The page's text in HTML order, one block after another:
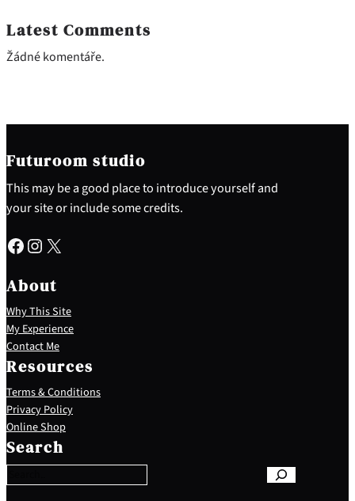
Latest Comments
Žádné komentáře.
Futuroom studio
This may be a good place to introduce yourself and
your site or include some credits.
Facebook Instagram X
About
Why This Site
My Experience
Contact Me
Resources
Terms & Conditions
Privacy Policy
Online Shop
Search
S
e
a
c